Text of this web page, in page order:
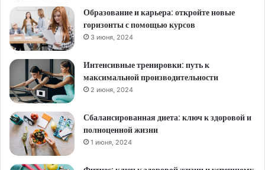
Образование и карьера: откройте новые
горизонты с помощью курсов
3 июня, 2024
Интенсивные тренировки: путь к
максимальной производительности
2 июня, 2024
Сбалансированная диета: ключ к здоровой и
полноценной жизни
1 июня, 2024